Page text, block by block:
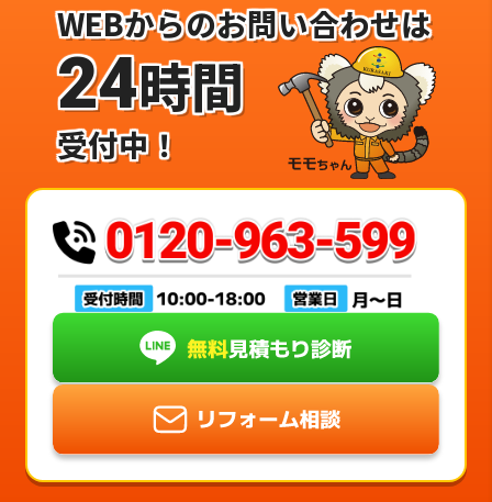
WEBからのお問い合わせは
24時間
受付中！